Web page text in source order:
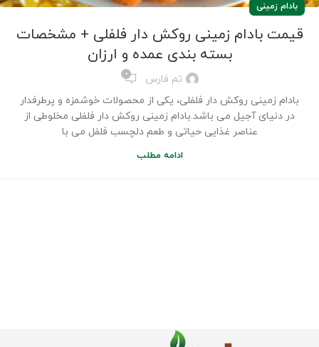
بادام زمینی
قیمت بادام زمینی روکش دار فلفلی + مشخصات
بسته بندی عمده‌ و ارزان
تم فارس 0
بادام زمینی روکش دار فلفلی، یکی از محصولات خوشمزه و پرطرفدار
در دنیای آجیل می باشد.بادام زمینی روکش دار فلفلی مخلوطی از
عناصر غذایی حیاتی و طعم دلچسب فلفل می با
ادامه مطلب